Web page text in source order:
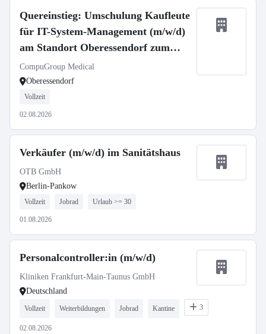
Quereinstieg: Umschulung Kaufleute
für IT-System-Management (m/w/d)
am Standort Oberessendorf zum
01.09.2026
CompuGroup Medical
Oberessendorf
Vollzeit
02.08.2026
Verkäufer (m/w/d) im Sanitätshaus
OTB GmbH
Berlin-Pankow
Vollzeit Jobrad Urlaub >= 30
01.08.2026
Personalcontroller:in (m/w/d)
Kliniken Frankfurt-Main-Taunus GmbH
Deutschland
Vollzeit Weiterbildungen Jobrad Kantine 3
02.08.2026